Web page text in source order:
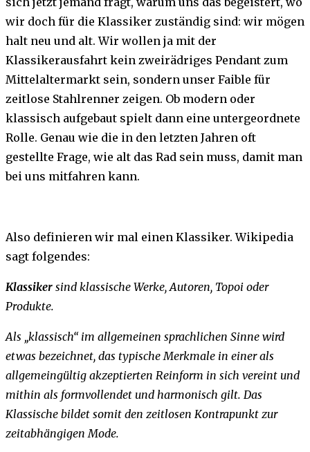
wir doch für die Klassiker zuständig sind: wir mögen
halt neu und alt. Wir wollen ja mit der
Klassikerausfahrt kein zweirädriges Pendant zum
Mittelaltermarkt sein, sondern unser Faible für
zeitlose Stahlrenner zeigen. Ob modern oder
klassisch aufgebaut spielt dann eine untergeordnete
Rolle. Genau wie die in den letzten Jahren oft
gestellte Frage, wie alt das Rad sein muss, damit man
bei uns mitfahren kann.
Also definieren wir mal einen Klassiker. Wikipedia
sagt folgendes:
Klassiker sind klassische Werke, Autoren, Topoi oder
Produkte.
Als „klassisch“ im allgemeinen sprachlichen Sinne wird
etwas bezeichnet, das typische Merkmale in einer als
allgemeingültig akzeptierten Reinform in sich vereint und
mithin als formvollendet und harmonisch gilt. Das
Klassische bildet somit den zeitlosen Kontrapunkt zur
zeitabhängigen Mode.